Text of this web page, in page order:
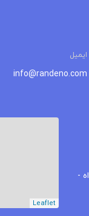
ایمیل
info@randeno.com
-
Leaflet